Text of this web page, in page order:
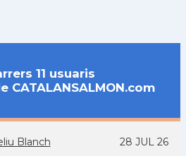
11 usuaris
CATALANSALMON.com
Blanch 28 JUL 26